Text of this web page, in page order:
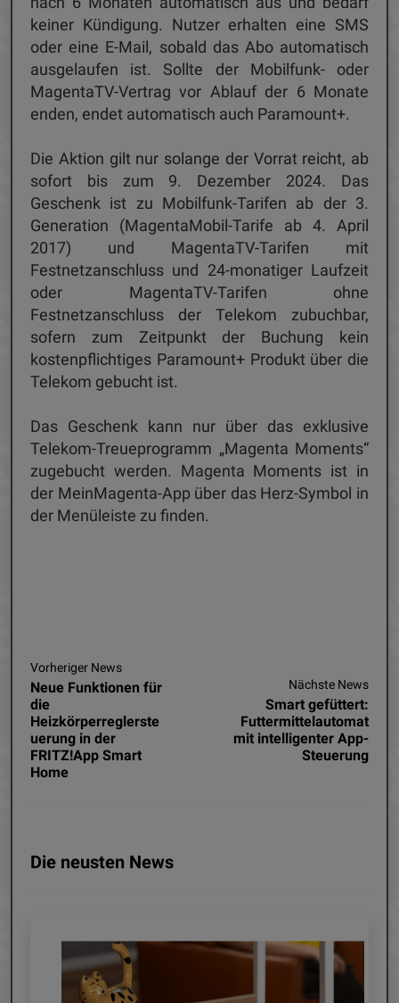
keiner Kündigung. Nutzer erhalten eine SMS
oder eine E-Mail, sobald das Abo automatisch
ausgelaufen ist. Sollte der Mobilfunk- oder
MagentaTV-Vertrag vor Ablauf der 6 Monate
enden, endet automatisch auch Paramount+.
Die Aktion gilt nur solange der Vorrat reicht, ab
sofort bis zum 9. Dezember 2024. Das
Geschenk ist zu Mobilfunk-Tarifen ab der 3.
Generation (MagentaMobil-Tarife ab 4. April
2017) und MagentaTV-Tarifen mit
Festnetzanschluss und 24-monatiger Laufzeit
oder MagentaTV-Tarifen ohne
Festnetzanschluss der Telekom zubuchbar,
sofern zum Zeitpunkt der Buchung kein
kostenpflichtiges Paramount+ Produkt über die
Telekom gebucht ist.
Das Geschenk kann nur über das exklusive
Telekom-Treueprogramm „Magenta Moments“
zugebucht werden. Magenta Moments ist in
der MeinMagenta-App über das Herz-Symbol in
der Menüleiste zu finden.
Vorheriger News
Neue Funktionen für
die
Heizkörperreglerste
uerung in der
FRITZ!App Smart
Home
Nächste News
Smart gefüttert:
Futtermittelautomat
mit intelligenter App-
Steuerung
Die neusten News